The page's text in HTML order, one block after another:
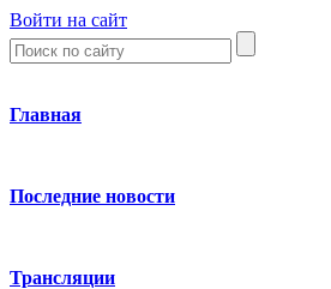
Войти на сайт
Главная
Последние новости
Трансляции